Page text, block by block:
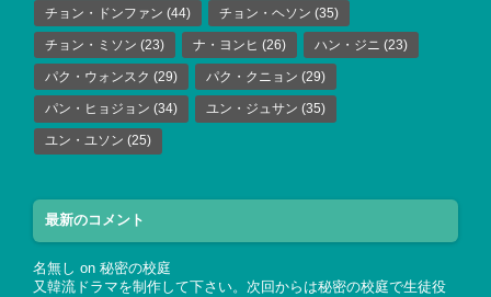
チョン・ドンファン (44) チョン・ヘソン (35)
チョン・ミソン (23) ナ・ヨンヒ (26) ハン・ジニ (23)
パク・ウォンスク (29) パク・クニョン (29)
パン・ヒョジョン (34) ユン・ジュサン (35)
ユン・ユソン (25)
最新のコメント
名無し on 秘密の校庭
又韓流ドラマを制作して下さい。次回からは秘密の校庭で生徒役